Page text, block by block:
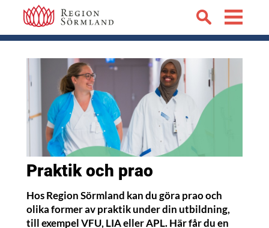
Praktik och prao
Hos Region Sörmland kan du göra prao och
olika former av praktik under din utbildning,
till exempel VFU, LIA eller APL. Här får du en